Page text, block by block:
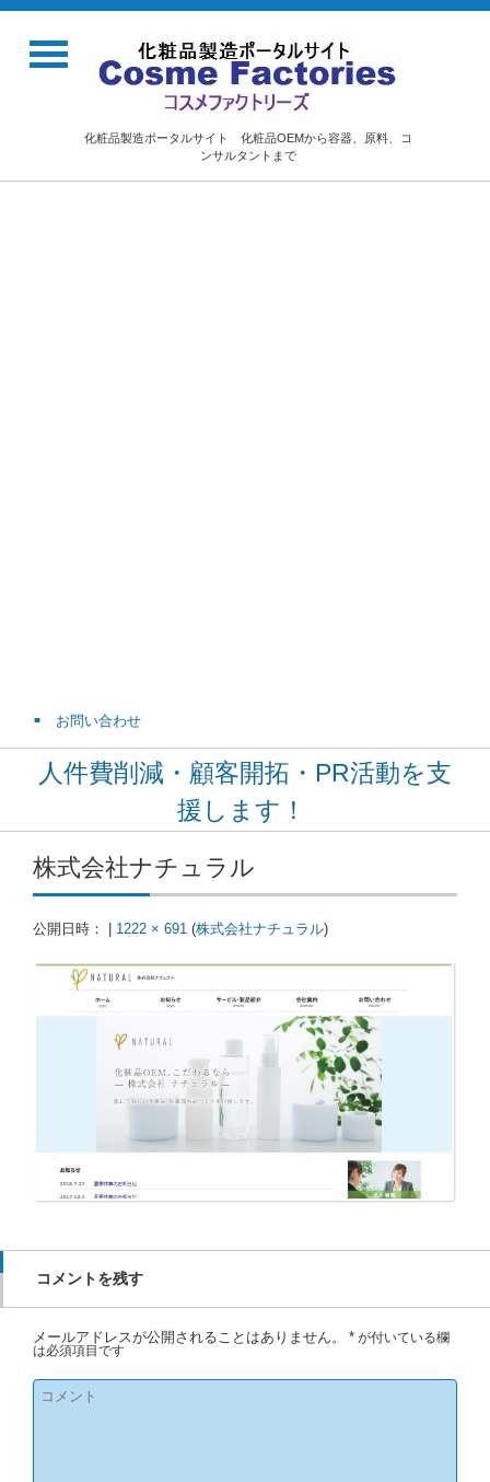
化粧品製造ポータルサイト 化粧品OEMから容器、原料、コ
ンサルタントまで
お問い合わせ
人件費削減・顧客開拓・PR活動を支
援します！
株式会社ナチュラル
公開日時： 1222 × 691 (株式会社ナチュラル)
コメントを残す
メールアドレスが公開されることはありません。 * が付いている欄
は必須項目です